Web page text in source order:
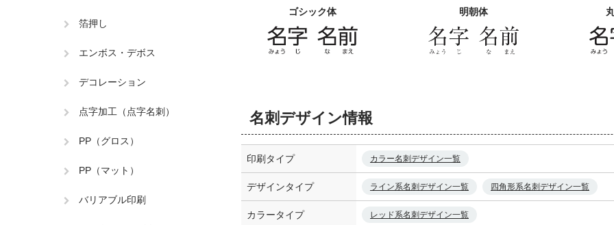
ゴシック体 明朝体
名刺デザイン情報
印刷タイプ カラー名刺デザイン一覧
デザインタイプ ライン系名刺デザイン一覧 四角形系名刺デザイン一覧
カラータイプ レッド系名刺デザイン一覧
箔押し
エンボス・デボス
デコレーション
点字加工（点字名刺）
PP（グロス）
PP（マット）
バリアブル印刷